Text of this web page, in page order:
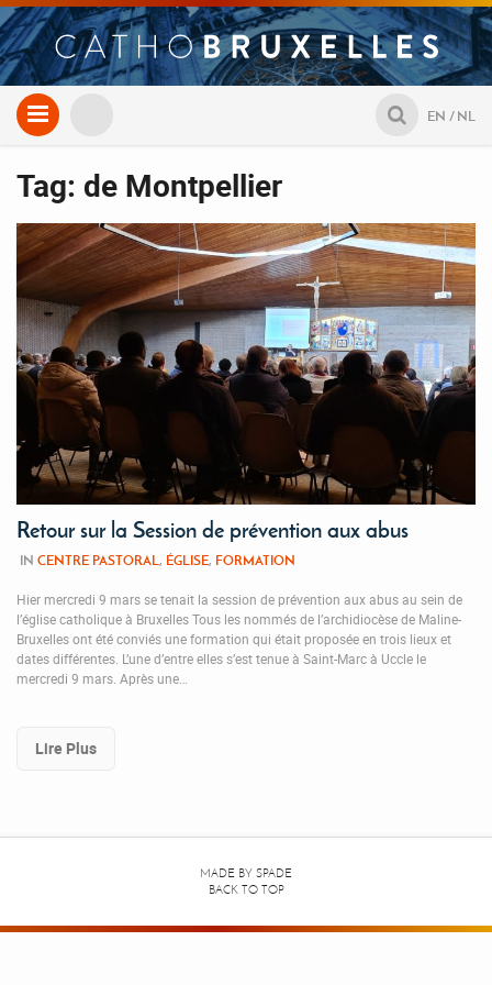
Aller
au
NL
EN
Tag: de Montpellier
Retour sur la Session de prévention aux abus
IN CENTRE PASTORAL , ÉGLISE, FORMATION
Hier mercredi 9 mars se tenait la session de prévention aux abus au sein de
l’église catholique à Bruxelles Tous les nommés de l’archidiocèse de Maline-
Bruxelles ont été conviés une formation qui était proposée en trois lieux et
dates différentes. L’une d’entre elles s’est tenue à Saint-Marc à Uccle le
mercredi 9 mars. Après une…
Lire Plus
MADE BY SPADE
BACK TO TOP